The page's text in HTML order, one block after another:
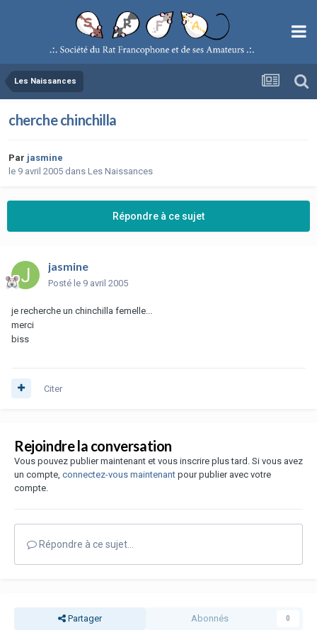
Les Naissances
cherche chinchilla
Par jasmine
le 9 avril 2005 dans Les Naissances
Répondre à ce sujet
jasmine
Posté le 9 avril 2005
je recherche un chinchilla femelle...
merci
biss
Citer
Rejoindre la conversation
Vous pouvez publier maintenant et vous inscrire plus tard. Si vous avez
un compte, connectez-vous maintenant pour publier avec votre
compte.
Répondre à ce sujet…
Partager Abonnés 0